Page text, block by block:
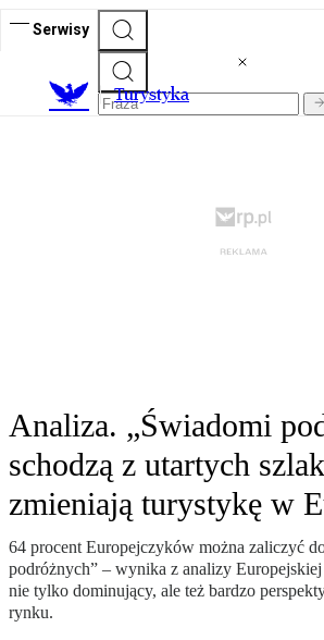
Serwisy
Turystyka
Analiza. „Świadomi
schodzą z utartych
zmieniają turystykę w
64 procent Europejczyków można zaliczyć
podróżnych” – wynika z analizy
nie tylko dominujący, ale też bardzo
rynku.